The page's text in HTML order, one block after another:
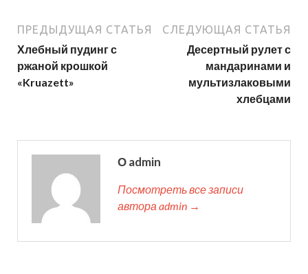
ПРЕДЫДУЩАЯ СТАТЬЯ
Хлебный пудинг с
ржаной крошкой
«Kruazett»
СЛЕДУЮЩАЯ СТАТЬЯ
Десертный рулет с
мандаринами и
мультизлаковыми
хлебцами
О admin
Посмотреть все записи
автора admin →